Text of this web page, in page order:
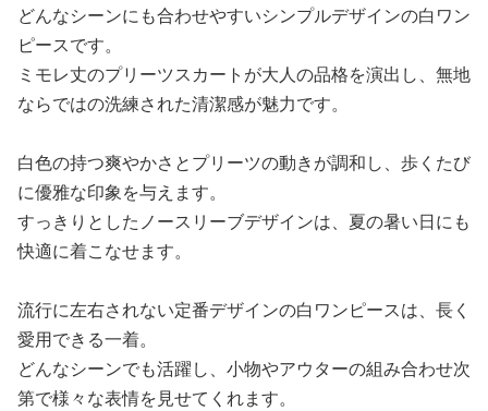
どんなシーンにも合わせやすいシンプルデザインの白ワン
ピースです。
ミモレ丈のプリーツスカートが大人の品格を演出し、無地
ならではの洗練された清潔感が魅力です。
白色の持つ爽やかさとプリーツの動きが調和し、歩くたび
に優雅な印象を与えます。
すっきりとしたノースリーブデザインは、夏の暑い日にも
快適に着こなせます。
流行に左右されない定番デザインの白ワンピースは、長く
愛用できる一着。
どんなシーンでも活躍し、小物やアウターの組み合わせ次
第で様々な表情を見せてくれます。